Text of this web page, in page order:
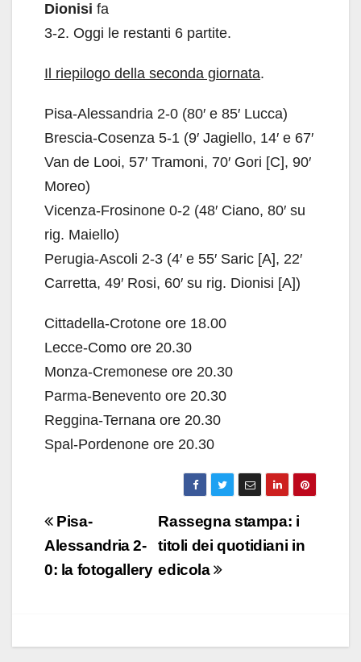
Dionisi fa
3-2. Oggi le restanti 6 partite.
Il riepilogo della seconda giornata.
Pisa-Alessandria 2-0 (80′ e 85′ Lucca)
Brescia-Cosenza 5-1 (9′ Jagiello, 14′ e 67′
Van de Looi, 57′ Tramoni, 70′ Gori [C], 90′
Moreo)
Vicenza-Frosinone 0-2 (48′ Ciano, 80′ su
rig. Maiello)
Perugia-Ascoli 2-3 (4′ e 55′ Saric [A], 22′
Carretta, 49′ Rosi, 60′ su rig. Dionisi [A])
Cittadella-Crotone ore 18.00
Lecce-Como ore 20.30
Monza-Cremonese ore 20.30
Parma-Benevento ore 20.30
Reggina-Ternana ore 20.30
Spal-Pordenone ore 20.30
Navigazione
articoli
Rassegna stampa: i
titoli dei quotidiani in
edicola
Pisa-
Alessandria 2-
0: la fotogallery